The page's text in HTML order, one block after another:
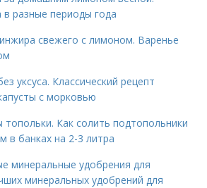
разные периоды года
свежего с лимоном. Варенье
уксуса. Классический рецепт
с морковью
топольки. Как солить подтопольники
в банках на 2-3 литра
минеральные удобрения для
минеральных удобрений для